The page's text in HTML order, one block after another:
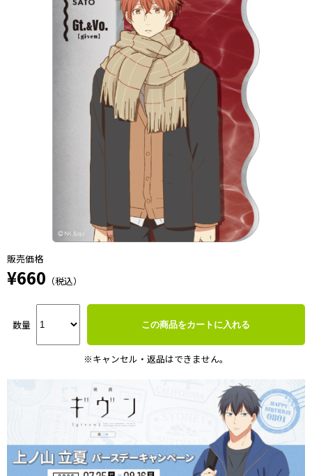
販売価格
¥660 （税込）
数量 この商品をカートに入れる
※キャンセル・返品はできません。